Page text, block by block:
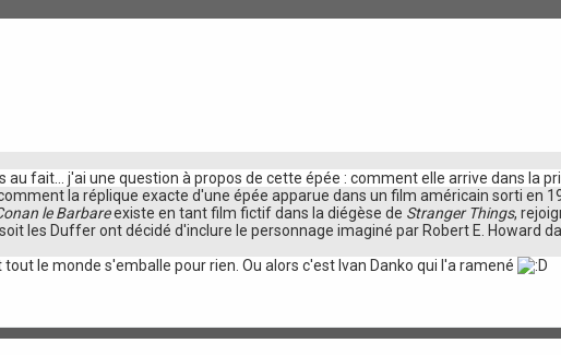
au fait... j'ai une question à propos de cette épée : comment elle arrive dans la
la réplique exacte d'une épée apparue dans un film américain sorti en
le Barbareexiste en tant film fictif dans la diégèse de Stranger Things,
les Duffer ont décidé d'inclure le personnage imaginé par Robert E. Howard
le monde s'emballe pour rien. Ou alors c'est Ivan Danko qui l'a ramené